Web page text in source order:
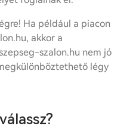
Ha például a piacon
akkor a
szalon.hu nem jó
légy